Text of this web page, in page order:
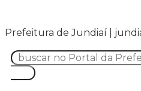
Prefeitura de Jundiaí |